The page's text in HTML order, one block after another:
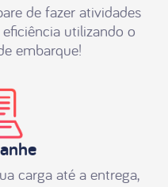
de fazer atividades
utilizando o
embarque!
carga até a entrega,